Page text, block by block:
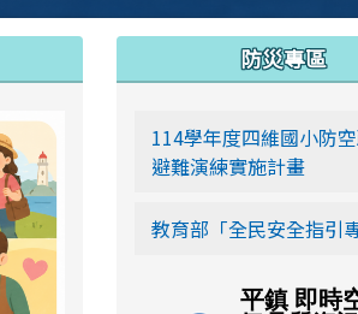
link to https://siwei-
防災專區
114學年度四維國小防
避難演練實施計畫
教育部「全民安全指引